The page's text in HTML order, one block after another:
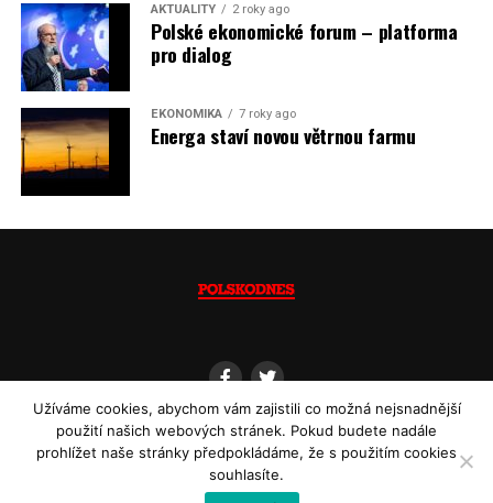
(psáno pro info.cz)
AKTUALITY 2 roky ago
Polské ekonomické forum – platforma
pro dialog
EKONOMIKA 7 roky ago
Energa staví novou větrnou farmu
Polskodnes.cz| ISSN 1805-8582 | Powered by
Užíváme cookies, abychom vám zajistili co možná nejsnadnější
použití našich webových stránek. Pokud budete nadále
prohlížet naše stránky předpokládáme, že s použitím cookies
souhlasíte.